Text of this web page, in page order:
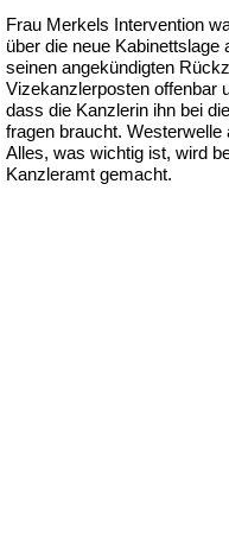
Frau Merkels Intervention
über die neue
seinen angekündigten
Vizekanzlerposten offenbar
dass die Kanzlerin ihn bei
fragen braucht. Westerwelle
Alles, was wichtig ist, wird
Kanzleramt gemacht.